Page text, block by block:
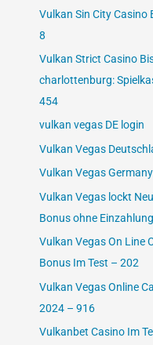
Vulkan Sin City Casino
8
Vulkan Strict Casino
charlottenburg:
454
vulkan vegas DE login
Vulkan Vegas
Vulkan Vegas Germany
Vulkan Vegas lockt
Bonus ohne
Vulkan Vegas On Line
Bonus Im Test – 202
Vulkan Vegas Online
2024 – 916
Vulkanbet Casino Im